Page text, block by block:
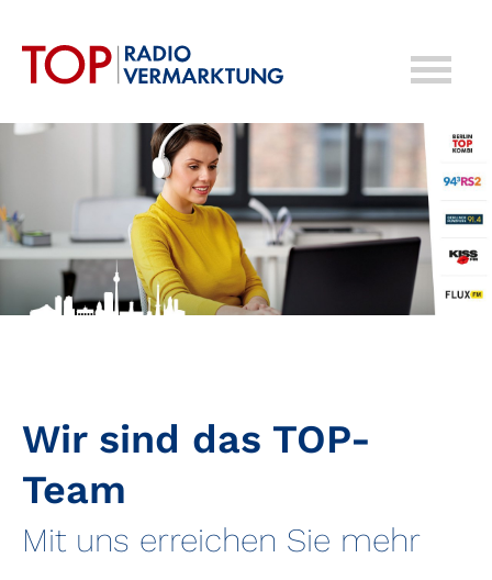
Wir sind das TOP-
Team
Mit uns erreichen Sie mehr